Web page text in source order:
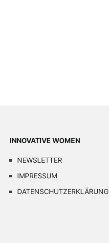
INNOVATIVE WOMEN
NEWSLETTER
IMPRESSUM
DATENSCHUTZERKLÄRUNG